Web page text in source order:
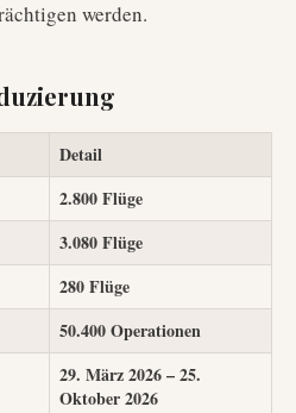
werden.
Detail
2.800 Flüge
3.080 Flüge
280 Flüge
50.400 Operationen
29. März 2026 – 25.
Oktober 2026